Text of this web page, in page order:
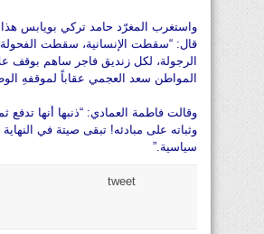
واستغرب المغرّد حامد تركي بويابس
قال: “سقطت الإنسانية، سقطت
الرجولة، لكل زنديق فاجر ساهم بوقف
المواطن سعد العجمي عقاباً لموقفهِ
وقالت فاطمة العمادي: “ذنبها أنها تدفع
وثباته على مبادئه! تبقى صيتة في النهاية
سياسية.”
tweet